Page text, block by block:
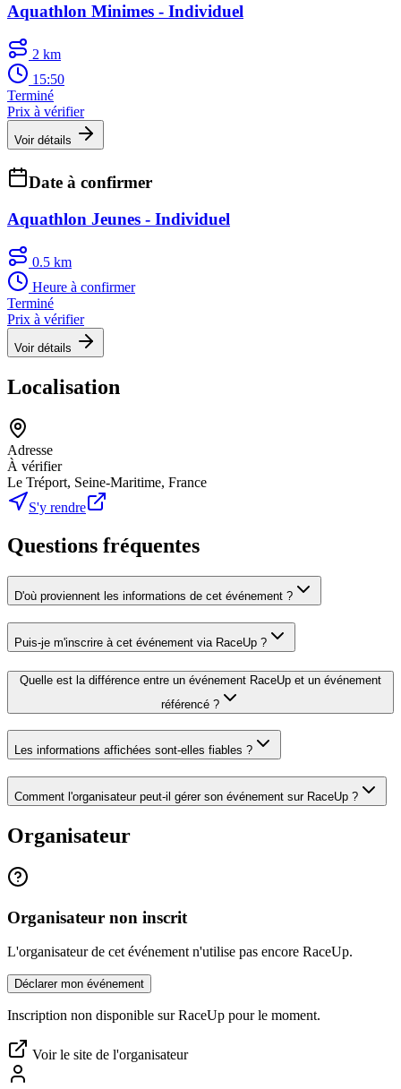
Aquathlon Minimes - Individuel
2 km
15:50
Terminé
Prix à vérifier
Voir détails
Date à confirmer
Aquathlon Jeunes - Individuel
0.5 km
Heure à confirmer
Terminé
Prix à vérifier
Voir détails
Localisation
Adresse
À vérifier
Le Tréport, Seine-Maritime, France
S'y rendre
Questions fréquentes
D'où proviennent les informations de cet événement ?
Puis-je m'inscrire à cet événement via RaceUp ?
Quelle est la différence entre un événement RaceUp et un événement
référencé ?
Les informations affichées sont-elles fiables ?
Comment l'organisateur peut-il gérer son événement sur RaceUp ?
Organisateur
Organisateur non inscrit
L'organisateur de cet événement n'utilise pas encore RaceUp.
Déclarer mon événement
Inscription non disponible sur RaceUp pour le moment.
Voir le site de l'organisateur